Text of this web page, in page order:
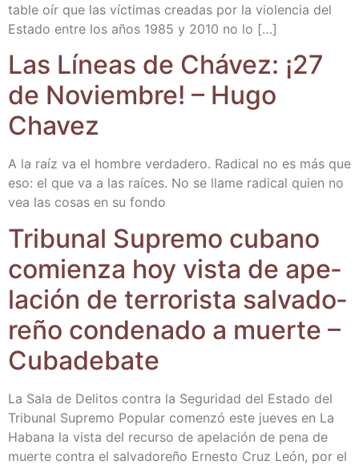
ta­ble oír que las víc­ti­mas crea­das por la vio­len­cia del
Esta­do entre los años 1985 y 2010 no lo […]
Las Líneas de Chá­vez: ¡27
de Noviem­bre! – Hugo
Chavez
A la raíz va el hom­bre ver­da­de­ro. Radi­cal no es más que
eso: el que va a las raí­ces. No se lla­me radi­cal quien no
vea las cosas en su fondo
Tri­bu­nal Supre­mo cubano
comien­za hoy vis­ta de ape­
la­ción de terro­ris­ta sal­va­do­
re­ño con­de­na­do a muer­te –
Cubadebate
La Sala de Deli­tos con­tra la Segu­ri­dad del Esta­do del
Tri­bu­nal Supre­mo Popu­lar comen­zó este jue­ves en La
Haba­na la vis­ta del recur­so de ape­la­ción de pena de
muer­te con­tra el sal­va­do­re­ño Ernes­to Cruz León, por el